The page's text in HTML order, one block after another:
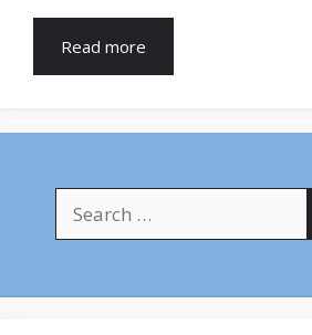
Read more
for: